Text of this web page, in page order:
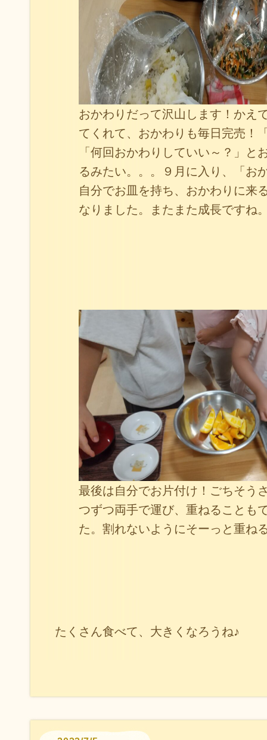
おかわりだって沢山します！かえ
てくれて、おかわりも毎日完売！
「何回おかわりしていい～？」と
るみたい。。。９月に入り、「お
自分でお皿を持ち、おかわりに来
なりました。またまた成長ですね
最後は自分でお片付け！ごちそう
つずつ両手で運び、重ねることも
た。割れないようにそーっと重ね
たくさん食べて、大きくなろうね♪